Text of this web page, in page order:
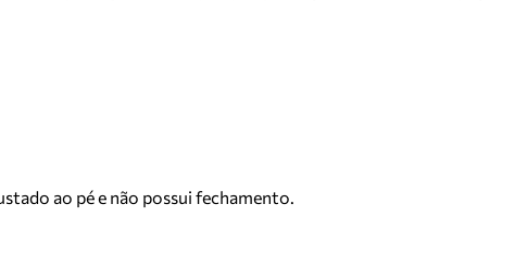
ao pé e não possui fechamento.